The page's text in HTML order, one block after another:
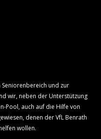
und zur
wir, neben der Unterstützung
Pool, auch auf die Hilfe von
denen der VfL Benrath
wollen.